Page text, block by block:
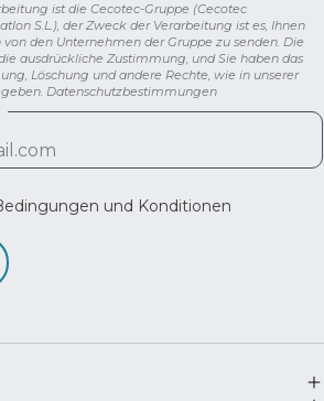
ist die Cecotec-Gruppe (Cecotec
S.L.), der Zweck der Verarbeitung ist es, Ihnen
den Unternehmen der Gruppe zu senden. Die
ausdrückliche Zustimmung, und Sie haben das
Löschung und andere Rechte, wie in unserer
Datenschutzbestimmungen
und Konditionen